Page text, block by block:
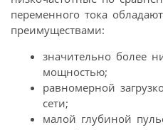
переменного тока
преимуществами:
значительно более
мощностью;
равномерной
сети;
малой глубиной